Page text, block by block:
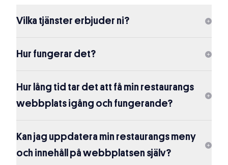
Vilka tjänster erbjuder ni?
Hur fungerar det?
Hur lång tid tar det att få min restaurangs
webbplats igång och fungerande?
Kan jag uppdatera min restaurangs meny
och innehåll på webbplatsen själv?